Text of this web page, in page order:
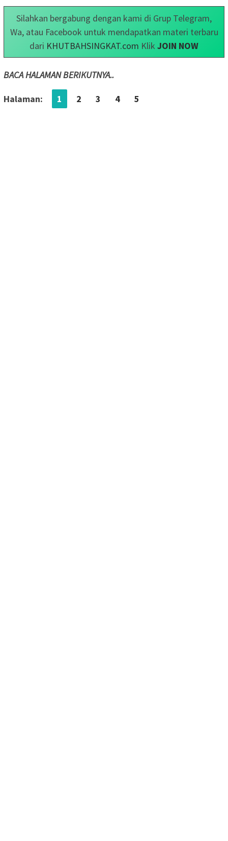
Silahkan bergabung dengan kami di Grup Telegram,
Wa, atau Facebook untuk mendapatkan materi terbaru
dari KHUTBAHSINGKAT.com Klik JOIN NOW
BACA HALAMAN BERIKUTNYA..
Halaman: 1 2 3 4 5